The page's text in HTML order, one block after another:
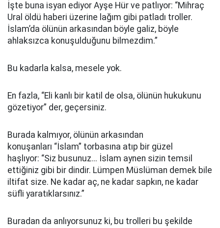
İşte buna isyan ediyor Ayşe Hür ve patlıyor: “Mihraç
Ural öldü haberi üzerine lağım gibi patladı troller.
İslam’da ölünün arkasından böyle galiz, böyle
ahlaksızca konuşulduğunu bilmezdim.”
Bu kadarla kalsa, mesele yok.
En fazla, “Eli kanlı bir katil de olsa, ölünün hukukunu
gözetiyor” der, geçersiniz.
Burada kalmıyor, ölünün arkasından
konuşanları “İslam” torbasına atıp bir güzel
haşlıyor: “Siz busunuz... İslam aynen sizin temsil
ettiğiniz gibi bir dindir. Lümpen Müslüman demek bile
iltifat size. Ne kadar aç, ne kadar sapkın, ne kadar
süfli yaratıklarsınız.”
Buradan da anlıyorsunuz ki, bu trolleri bu şekilde